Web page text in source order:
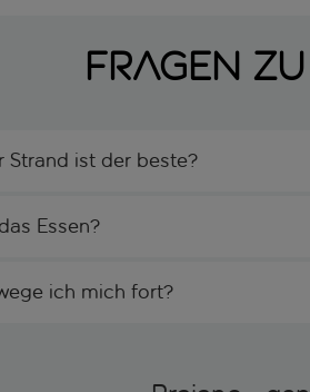
Fragen
Strand ist der beste?
Essen?
ich mich fort?